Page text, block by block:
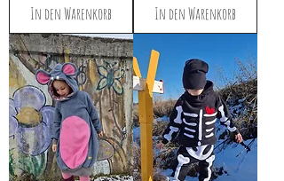
In den Warenkorb In den Warenkorb